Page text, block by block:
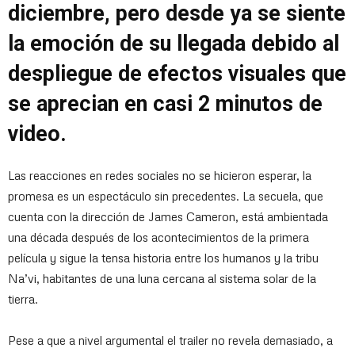
diciembre, pero desde ya se siente
la emoción de su llegada debido al
despliegue de efectos visuales que
se aprecian en casi 2 minutos de
video.
Las reacciones en redes sociales no se hicieron esperar, la
promesa es un espectáculo sin precedentes. La secuela, que
cuenta con la dirección de James Cameron, está ambientada
una década después de los acontecimientos de la primera
película y sigue la tensa historia entre los humanos y la tribu
Na’vi, habitantes de una luna cercana al sistema solar de la
tierra.
Pese a que a nivel argumental el trailer no revela demasiado, a